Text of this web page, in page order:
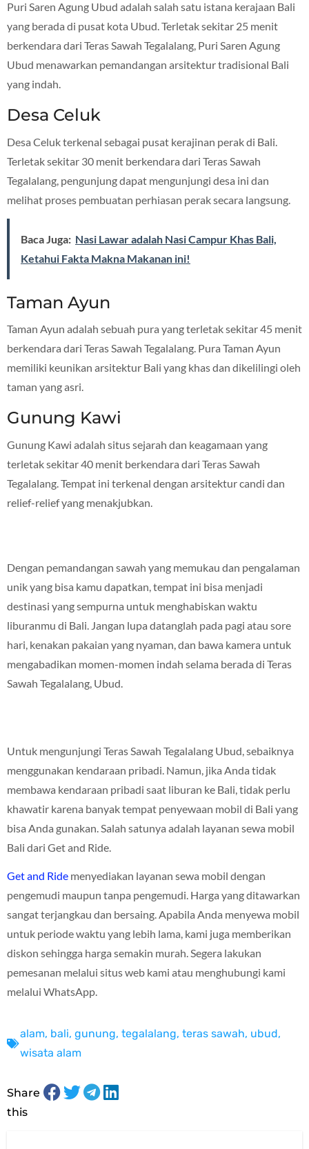
Puri Saren Agung Ubud adalah salah satu istana kerajaan Bali
yang berada di pusat kota Ubud. Terletak sekitar 25 menit
berkendara dari Teras Sawah Tegalalang, Puri Saren Agung
Ubud menawarkan pemandangan arsitektur tradisional Bali
yang indah.
Desa Celuk
Desa Celuk terkenal sebagai pusat kerajinan perak di Bali.
Terletak sekitar 30 menit berkendara dari Teras Sawah
Tegalalang, pengunjung dapat mengunjungi desa ini dan
melihat proses pembuatan perhiasan perak secara langsung.
Baca Juga: Nasi Lawar adalah Nasi Campur Khas Bali,
Ketahui Fakta Makna Makanan ini!
Taman Ayun
Taman Ayun adalah sebuah pura yang terletak sekitar 45 menit
berkendara dari Teras Sawah Tegalalang. Pura Taman Ayun
memiliki keunikan arsitektur Bali yang khas dan dikelilingi oleh
taman yang asri.
Gunung Kawi
Gunung Kawi adalah situs sejarah dan keagamaan yang
terletak sekitar 40 menit berkendara dari Teras Sawah
Tegalalang. Tempat ini terkenal dengan arsitektur candi dan
relief-relief yang menakjubkan.
Dengan pemandangan sawah yang memukau dan pengalaman
unik yang bisa kamu dapatkan, tempat ini bisa menjadi
destinasi yang sempurna untuk menghabiskan waktu
liburanmu di Bali. Jangan lupa datanglah pada pagi atau sore
hari, kenakan pakaian yang nyaman, dan bawa kamera untuk
mengabadikan momen-momen indah selama berada di Teras
Sawah Tegalalang, Ubud.
Untuk mengunjungi Teras Sawah Tegalalang Ubud, sebaiknya
menggunakan kendaraan pribadi. Namun, jika Anda tidak
membawa kendaraan pribadi saat liburan ke Bali, tidak perlu
khawatir karena banyak tempat penyewaan mobil di Bali yang
bisa Anda gunakan. Salah satunya adalah layanan sewa mobil
Bali dari Get and Ride.
Get and Ride menyediakan layanan sewa mobil dengan
pengemudi maupun tanpa pengemudi. Harga yang ditawarkan
sangat terjangkau dan bersaing. Apabila Anda menyewa mobil
untuk periode waktu yang lebih lama, kami juga memberikan
diskon sehingga harga semakin murah. Segera lakukan
pemesanan melalui situs web kami atau menghubungi kami
melalui WhatsApp.
alam, bali, gunung, tegalalang, teras sawah, ubud,
wisata alam
Share
this